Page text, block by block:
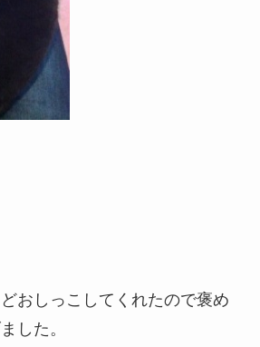
おしっこしてくれたので褒め
した。